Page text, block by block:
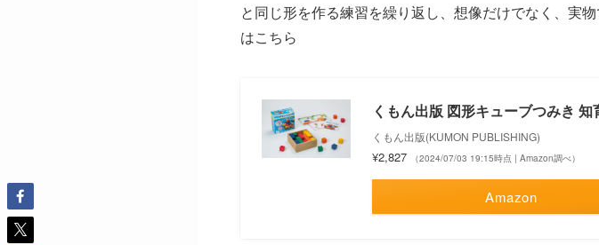
と同じ形を作る練習を繰り返し、想像だけでなく、実
はこちら
くもん出版 図形キューブつみき
くもん出版(KUMON PUBLISHING)
¥2,827 （2024/07/03 19:15時点 | Amazon調べ）
Amazon